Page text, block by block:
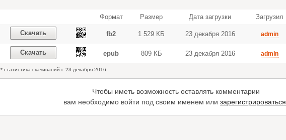
Формат Размер Дата загрузки Загрузил
Скачать fb2 1 529 КБ 23 декабря 2016 admin
Скачать epub 809 КБ 23 декабря 2016 admin
* статистика скачиваний с 23 декабря 2016
Чтобы иметь возможность оставлять комментарии
вам необходимо войти под своим именем или зарегистрироваться.